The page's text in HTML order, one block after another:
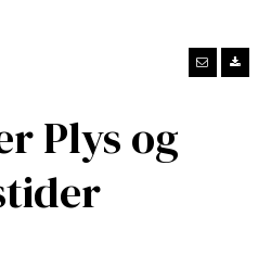
Plys og